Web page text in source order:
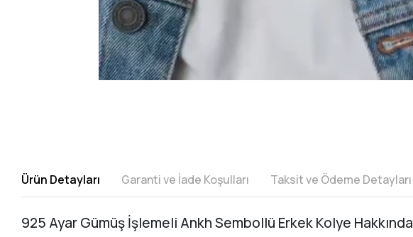
Ürün Detayları Garanti ve İade Koşulları Taksit ve Ödeme Detayları
925 Ayar Gümüş İşlemeli Ankh Sembollü Erkek Kolye Hakkında